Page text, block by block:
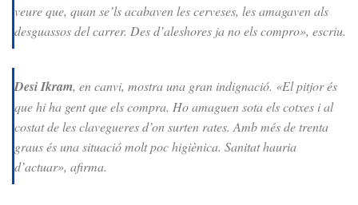
veure que, quan se’ls acabaven les cerveses, les amagaven als
desguassos del carrer. Des d’aleshores ja no els compro», escriu.
Desi Ikram, en canvi, mostra una gran indignació. «El pitjor és
que hi ha gent que els compra. Ho amaguen sota els cotxes i al
costat de les clavegueres d’on surten rates. Amb més de trenta
graus és una situació molt poc higiènica. Sanitat hauria
d’actuar», afirma.